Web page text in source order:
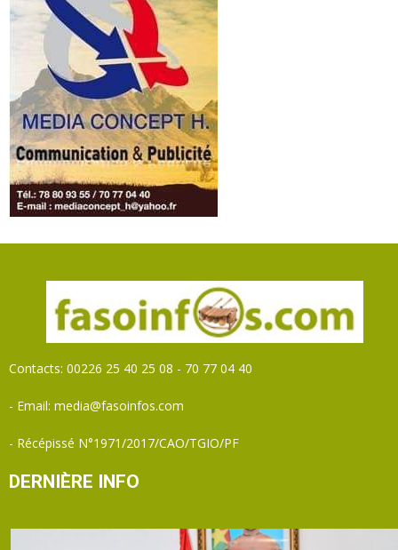
Contacts: 00226 25 40 25 08 - 70 77 04 40
- Email: media@fasoinfos.com
- Récépissé N°1971/2017/CAO/TGIO/PF
DERNIÈRE INFO